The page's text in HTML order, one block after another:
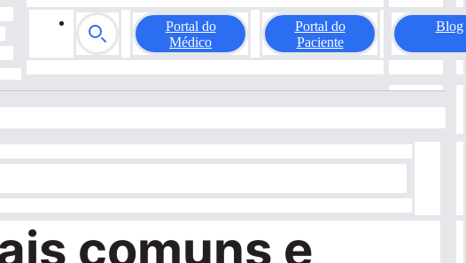
Portal do
Médico
Portal do
Paciente
Blog
comuns e